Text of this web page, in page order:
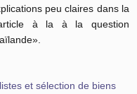
peu claires dans la
à la à la question
et sélection de biens